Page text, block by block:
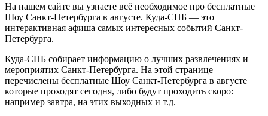
На нашем сайте вы узнаете всё необходимое про бесплатные
Шоу Санкт-Петербурга в августе. Куда-СПБ — это
интерактивная афиша самых интересных событий Санкт-
Петербурга.
Куда-СПБ собирает информацию о лучших развлечениях и
мероприятих Санкт-Петербурга. На этой странице
перечислены бесплатные Шоу Санкт-Петербурга в августе
которые проходят сегодня, либо будут проходить скоро:
например завтра, на этих выходных и т.д.